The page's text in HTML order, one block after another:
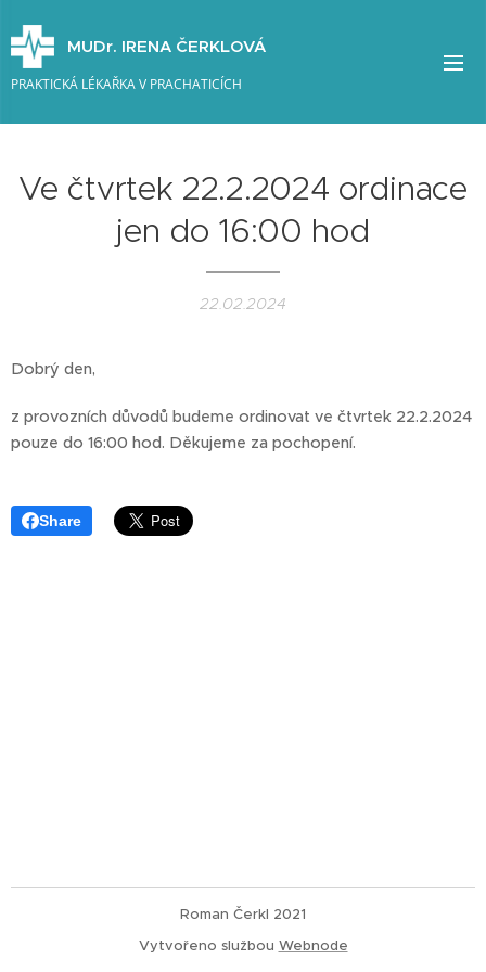
MUDr. IRENA ČERKLOVÁ
PRAKTICKÁ LÉKAŘKA V PRACHATICÍCH
Ve čtvrtek 22.2.2024 ordinace
jen do 16:00 hod
22.02.2024
Dobrý den,
z provozních důvodů budeme ordinovat ve čtvrtek 22.2.2024
pouze do 16:00 hod. Děkujeme za pochopení.
Share
Roman Čerkl 2021
Vytvořeno službou Webnode